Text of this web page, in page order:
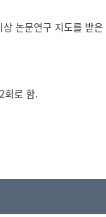
논문연구 지도를 받은
회로 함.